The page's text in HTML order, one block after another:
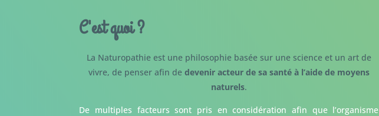
C'est quoi ?
La Naturopathie est une philosophie basée sur une science et un art de
vivre, de penser afin de devenir acteur de sa santé à l’aide de moyens
naturels.
De multiples facteurs sont pris en considération afin que l’organisme